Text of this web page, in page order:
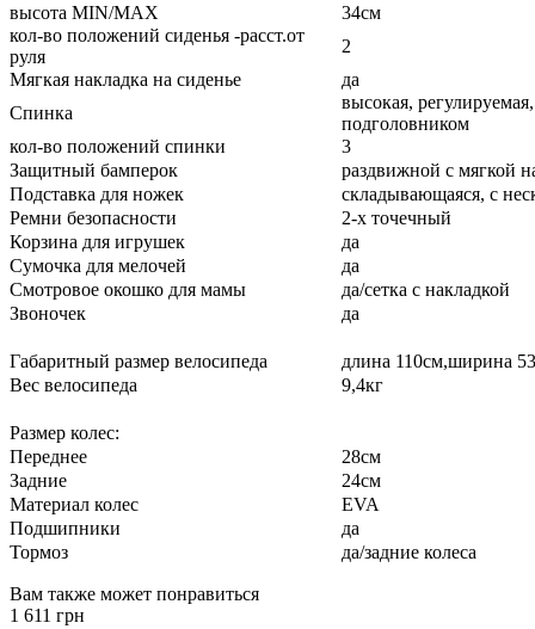
высота MIN/MAX
34см
кол-во положений сиденья -расст.от
руля
2
Мягкая накладка на сиденье
да
Спинка
высокая,
подголовником
кол-во положений спинки
3
Защитный бамперок
раздвижной с мягкой
Подставка для ножек
складывающаяся, с
Ремни безопасности
2-х точечный
Корзина для игрушек
да
Сумочка для мелочей
да
Смотровое окошко для мамы
да/сетка с накладкой
Звоночек
да
Габаритный размер велосипеда
длина 110см,ширина
Вес велосипеда
9,4кг
Размер колес:
Переднее
28см
Задние
24см
Материал колес
EVA
Подшипники
да
Тормоз
да/задние колеса
Вам также может понравиться
1 611 грн